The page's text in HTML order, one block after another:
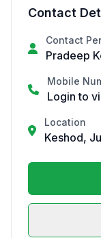
Contact
Contact
Pradeep
Mobile
Login to
Location
Keshod,